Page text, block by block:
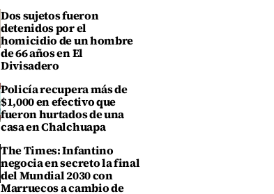
Dos sujetos fueron
detenidos por el
homicidio de un hombre
de 66 años en El
Divisadero
Policía recupera más de
$1,000 en efectivo que
fueron hurtados de una
casa en Chalchuapa
The Times: Infantino
negocia en secreto la final
del Mundial 2030 con
Marruecos a cambio de